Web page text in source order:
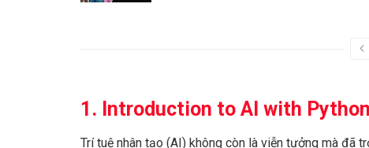
1. Introduction to AI with Python
Trí tuệ nhân tạo (AI) không còn là viễn tưởng mà đã